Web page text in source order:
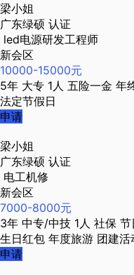
梁小姐
广东绿硕 认证
led电源研发工程师
新会区
10000-15000元
5年 大专 1人 五险一金 年
法定节假日
申请
梁小姐
广东绿硕 认证
电工机修
新会区
7000-8000元
3年 中专/中技 1人 社保 节
生日红包 年度旅游 团建活
申请